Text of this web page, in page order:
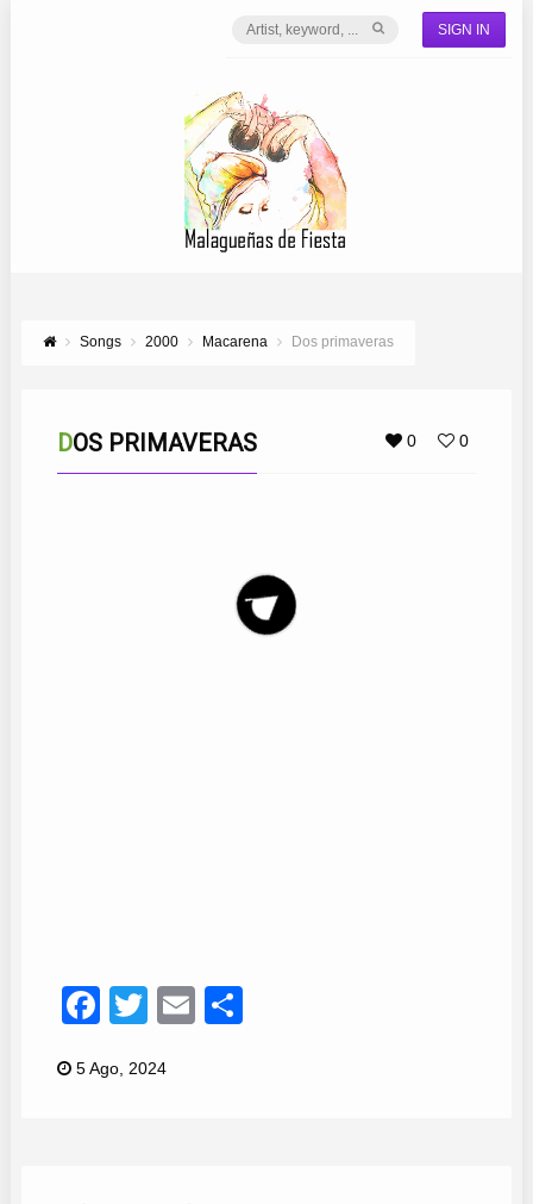
SIGN IN
Songs 2000 Macarena Dos primaveras
0 0
DOS PRIMAVERAS
Facebook
TwitterEmail
5 Ago, 2024